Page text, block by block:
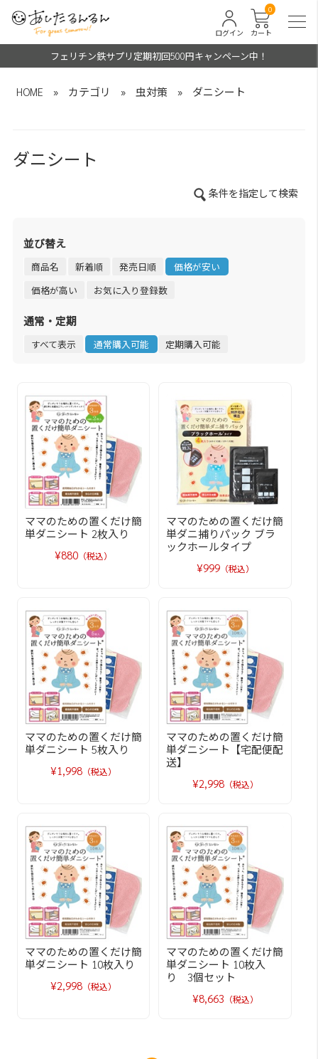
カート
0
ログイン
フェリチン鉄サプリ定期初回500円キャンペーン中！
HOME » カテゴリ » 虫対策 » ダニシート
ダニシート
条件を指定して検索
並び替え
商品名 新着順 発売日順
価格が安い
価格が高い
お気に入り登録数
通常・定期
すべて表示 通常購入可能 定期購入可能
ママのための置くだけ簡
単ダニシート 2枚入り
¥880 （税込）
ママのための置くだけ簡
単ダニ捕りパック ブラ
ックホールタイプ
¥999（税込）
ママのための置くだけ簡
単ダニシート 5枚入り
¥1,998 （税込）
ママのための置くだけ簡
単ダニシート【宅配便配
送】
¥2,998（税込）
ママのための置くだけ簡
単ダニシート 10枚入り
¥2,998 （税込）
ママのための置くだけ簡
単ダニシート 10枚入
り 3個セット
¥8,663 （税込）